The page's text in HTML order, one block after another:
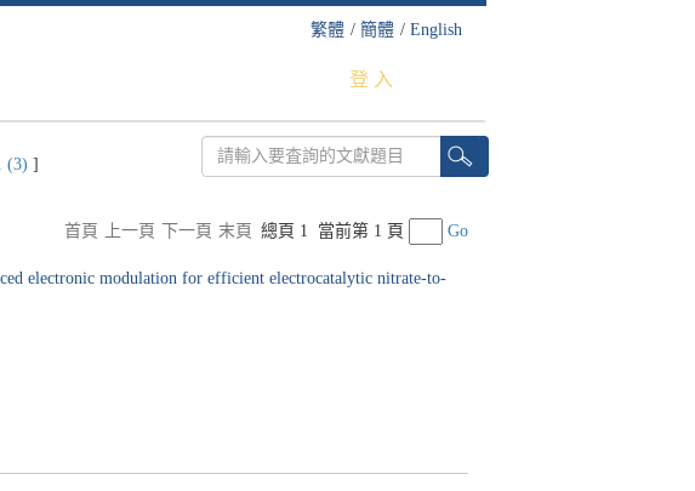
繁體 / 簡體 / English
登 入
(3) ]
首頁 上一頁 下一頁 末頁 總頁 1 當前第 1 頁 Go
electronic modulation for efficient electrocatalytic nitrate-to-